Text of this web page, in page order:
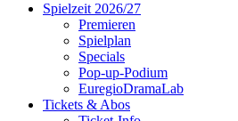
Spielzeit 2026/27
Premieren
Spielplan
Specials
Pop-up-Podium
EuregioDramaLab
Tickets & Abos